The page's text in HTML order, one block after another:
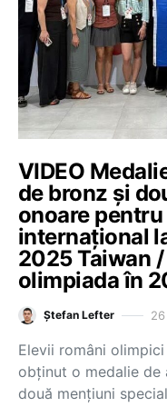
VIDEO
de bronz și
onoare
internațional
2025 Taiwan
olimpiada în
Ștefan Lefter
Elevii români
obținut o medalie de
două mențiuni